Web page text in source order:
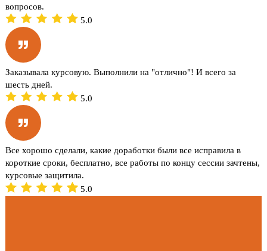
вопросов.
5.0
Заказывала курсовую. Выполнили на "отлично"! И всего за
шесть дней.
5.0
Все хорошо сделали, какие доработки были все исправила в
короткие сроки, бесплатно, все работы по концу сессии зачтены,
курсовые защитила.
5.0